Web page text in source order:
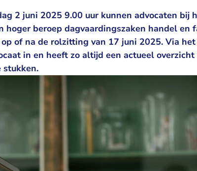
2 juni 2025 9.00 uur kunnen advocaten
hoger beroep dagvaardingszaken handel en
of na de rolzitting van 17 juni 2025. Via
in en heeft zo altijd een actueel
stukken.